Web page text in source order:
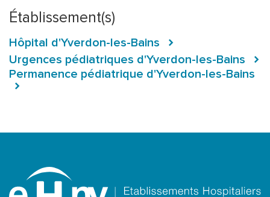
Établissement(s)
Hôpital d'Yverdon-les-Bains
Urgences pédiatriques d'Yverdon-les-Bains
Permanence pédiatrique d'Yverdon-les-Bains